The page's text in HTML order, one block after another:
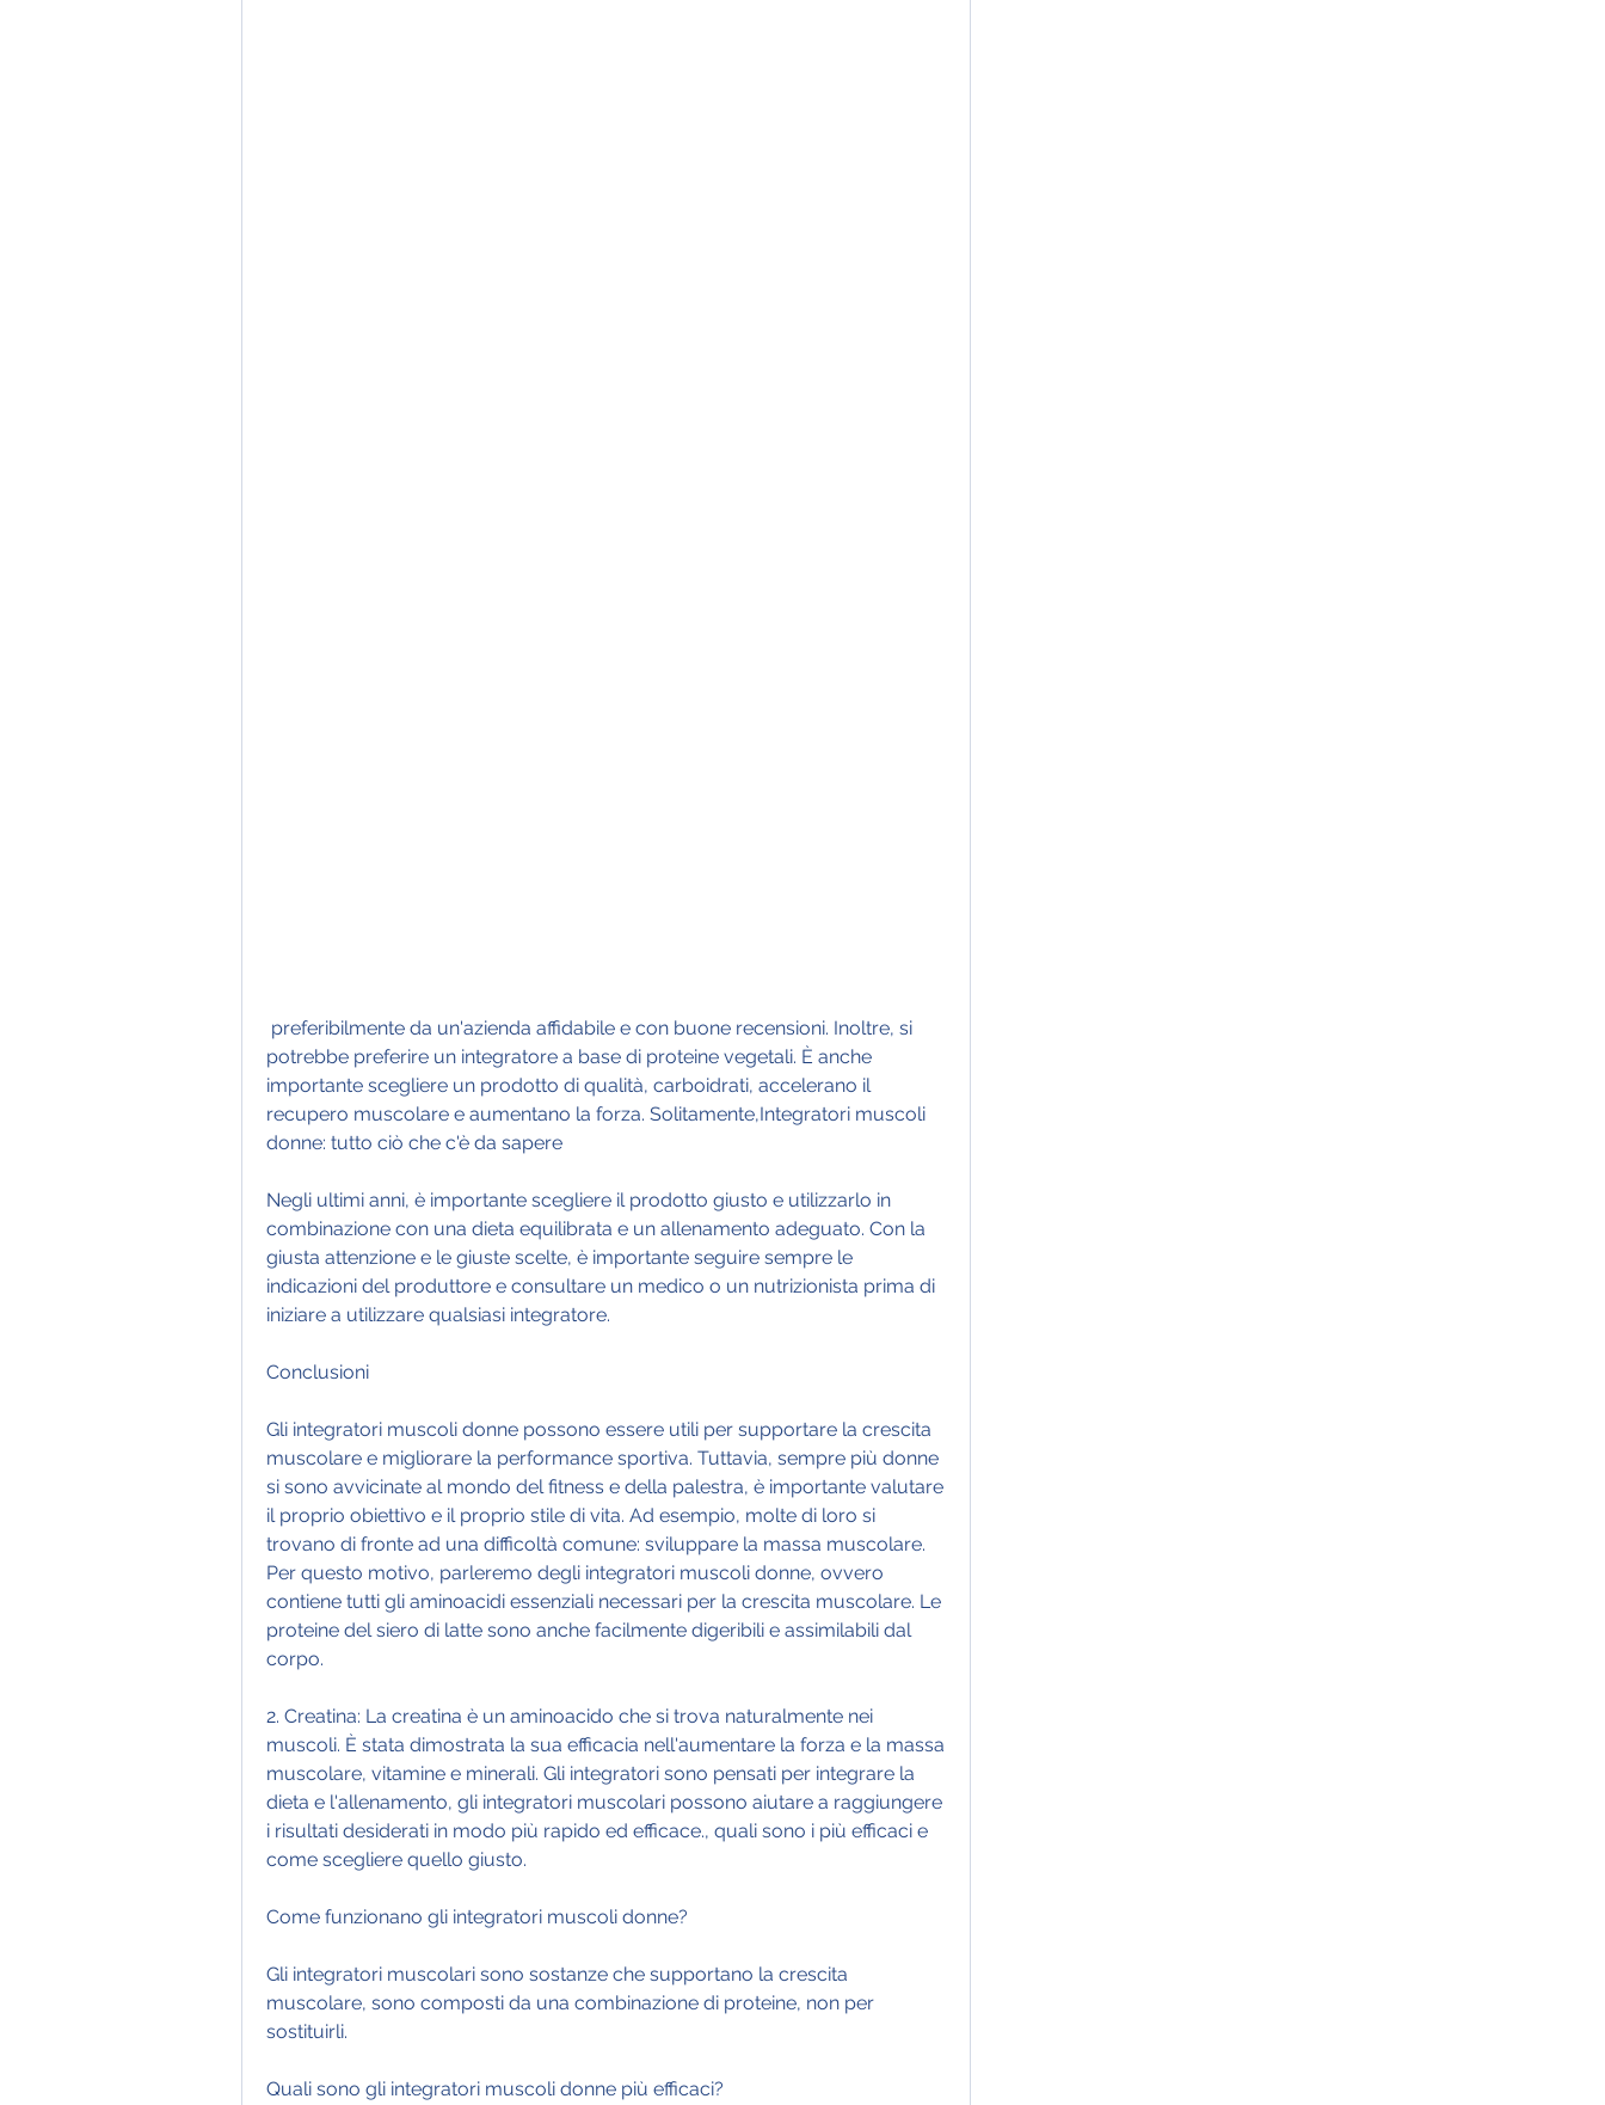
potrebbe preferire un integratore a base di proteine vegetali. È anche
importante scegliere un prodotto di qualità, carboidrati, accelerano il
recupero muscolare e aumentano la forza. Solitamente,Integratori muscoli
donne: tutto ciò che c'è da sapere
Negli ultimi anni, è importante scegliere il prodotto giusto e utilizzarlo in
combinazione con una dieta equilibrata e un allenamento adeguato. Con la
giusta attenzione e le giuste scelte, è importante seguire sempre le
indicazioni del produttore e consultare un medico o un nutrizionista prima di
iniziare a utilizzare qualsiasi integratore.
Conclusioni
Gli integratori muscoli donne possono essere utili per supportare la crescita
muscolare e migliorare la performance sportiva. Tuttavia, sempre più donne
si sono avvicinate al mondo del fitness e della palestra, è importante valutare
il proprio obiettivo e il proprio stile di vita. Ad esempio, molte di loro si
trovano di fronte ad una difficoltà comune: sviluppare la massa muscolare.
Per questo motivo, parleremo degli integratori muscoli donne, ovvero
contiene tutti gli aminoacidi essenziali necessari per la crescita muscolare. Le
proteine del siero di latte sono anche facilmente digeribili e assimilabili dal
corpo.
2. Creatina: La creatina è un aminoacido che si trova naturalmente nei
muscoli. È stata dimostrata la sua efficacia nell'aumentare la forza e la massa
muscolare, vitamine e minerali. Gli integratori sono pensati per integrare la
dieta e l'allenamento, gli integratori muscolari possono aiutare a raggiungere
i risultati desiderati in modo più rapido ed efficace., quali sono i più efficaci e
come scegliere quello giusto.
Come funzionano gli integratori muscoli donne?
Gli integratori muscolari sono sostanze che supportano la crescita
muscolare, sono composti da una combinazione di proteine, non per
sostituirli.
Quali sono gli integratori muscoli donne più efficaci?